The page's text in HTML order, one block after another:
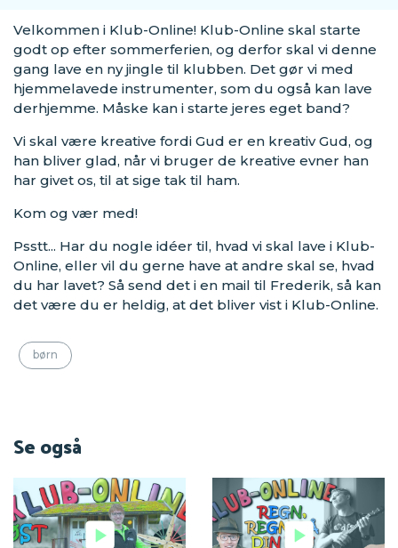
Velkommen i Klub-Online! Klub-Online skal starte
godt op efter sommerferien, og derfor skal vi denne
gang lave en ny jingle til klubben. Det gør vi med
hjemmelavede instrumenter, som du også kan lave
derhjemme. Måske kan i starte jeres eget band?
Vi skal være kreative fordi Gud er en kreativ Gud, og
han bliver glad, når vi bruger de kreative evner han
har givet os, til at sige tak til ham.
Kom og vær med!
Psstt... Har du nogle idéer til, hvad vi skal lave i Klub-
Online, eller vil du gerne have at andre skal se, hvad
du har lavet? Så send det i en mail til Frederik, så kan
det være du er heldig, at det bliver vist i Klub-Online.
børn
Se også